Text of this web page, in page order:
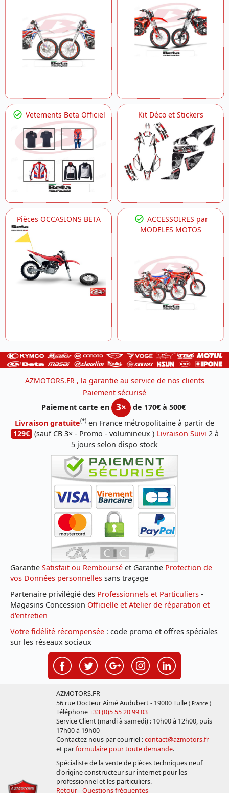
Vetements Beta Officiel Kit Déco et Stickers
Pièces OCCASIONS BETA
ACCESSOIRES par
MODELES MOTOS
AZMOTORS.FR , la garantie au service de nos clients
Paiement sécurisé
Paiement carte en
3×
de 170€ à 500€
Livraison gratuite(*) en France métropolitaine à partir de
129€ (sauf CB 3× - Promo - volumineux ) Livraison Suivi 2 à
5 jours selon dispo stock
Garantie Satisfait ou Remboursé et Garantie Protection de
vos Données personnelles sans traçage
Partenaire privilégié des Professionnels et Particuliers -
Magasins Concession Officielle et Atelier de réparation et
d'entretien
Votre fidélité récompensée : code promo et offres spéciales
sur les réseaux sociaux
AZMOTORS.FR
56 rue Docteur Aimé Audubert - 19000 Tulle ( France )
Téléphone+33 (0)5 55 20 99 03
Service Client (mardi à samedi) : 10h00 à 12h00, puis
17h00 à 19h00
Contactez nous par courriel :contact@azmotors.fr
et parformulaire pour toute demande.
Spécialiste de la vente de pièces techniques neuf
d'origine constructeur sur internet pour les
professionnel et les particuliers.
Retour - Questions fréquentes